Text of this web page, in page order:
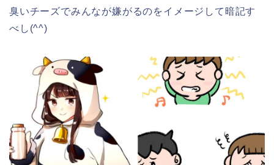
臭いチーズでみんなが嫌がるのをイメージして暗記す
べし(^^)